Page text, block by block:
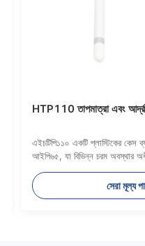
HVAC
নিরীক্ষণের
KTH600
KTH600
না করে প্রোব